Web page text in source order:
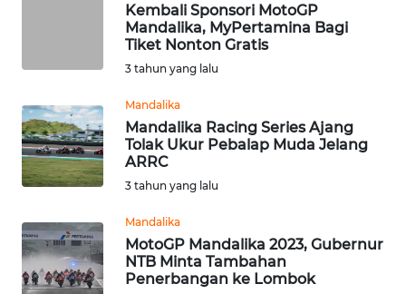
Kembali Sponsori MotoGP
Mandalika, MyPertamina Bagi
Tiket Nonton Gratis
3 tahun yang lalu
Mandalika
Mandalika Racing Series Ajang
Tolak Ukur Pebalap Muda Jelang
ARRC
3 tahun yang lalu
Mandalika
MotoGP Mandalika 2023, Gubernur
NTB Minta Tambahan
Penerbangan ke Lombok
WN
LABUHANBATU
WN
WN DELI
SERDANG